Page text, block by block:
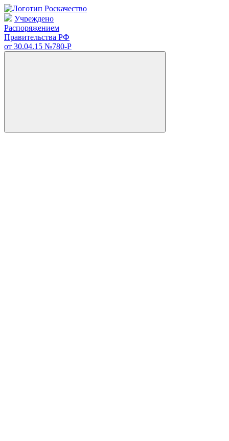
Учреждено
Распоряжением
Правительства РФ
от 30.04.15 №780-Р